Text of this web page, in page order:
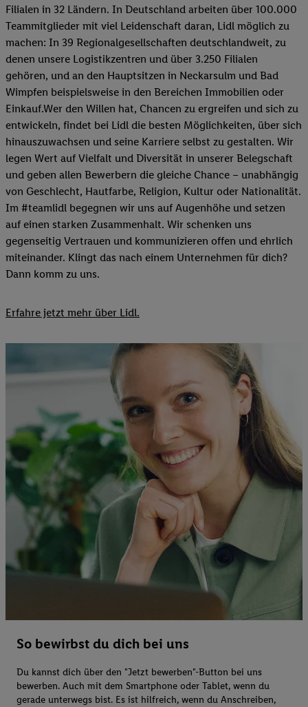
Filialen in 32 Ländern. In Deutschland arbeiten über 100.000
Teammitglieder mit viel Leidenschaft daran, Lidl möglich zu
machen: In 39 Regionalgesellschaften deutschlandweit, zu
denen unsere Logistikzentren und über 3.250 Filialen
gehören, und an den Hauptsitzen in Neckarsulm und Bad
Wimpfen beispielsweise in den Bereichen Immobilien oder
Einkauf.Wer den Willen hat, Chancen zu ergreifen und sich zu
entwickeln, findet bei Lidl die besten Möglichkeiten, über sich
hinauszuwachsen und seine Karriere selbst zu gestalten. Wir
legen Wert auf Vielfalt und Diversität in unserer Belegschaft
und geben allen Bewerbern die gleiche Chance – unabhängig
von Geschlecht, Hautfarbe, Religion, Kultur oder Nationalität.
Im #teamlidl begegnen wir uns auf Augenhöhe und setzen
auf einen starken Zusammenhalt. Wir schenken uns
gegenseitig Vertrauen und kommunizieren offen und ehrlich
miteinander. Klingt das nach einem Unternehmen für dich?
Dann komm zu uns.​
Erfahre jetzt mehr über Lidl.
So bewirbst du dich bei uns
Du kannst dich über den "Jetzt bewerben"-Button bei uns
bewerben. Auch mit dem Smartphone oder Tablet, wenn du
gerade unterwegs bist. Es ist hilfreich, wenn du Anschreiben,